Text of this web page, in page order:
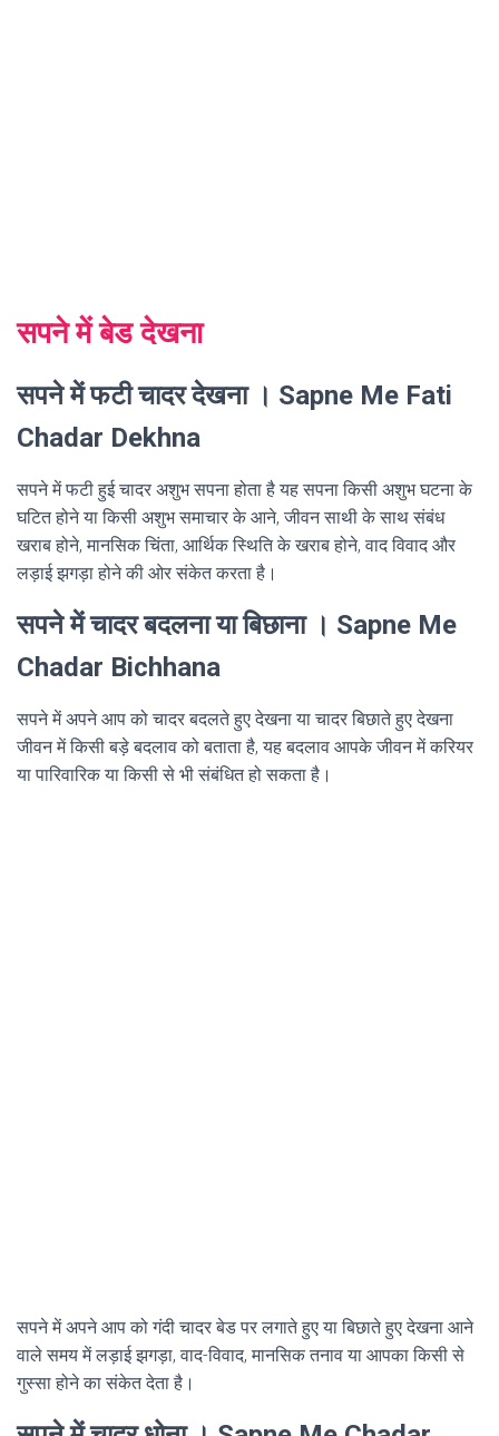
सपने में बेड देखना
सपने में फटी चादर देखना । Sapne Me Fati
Chadar Dekhna
सपने में फटी हुई चादर अशुभ सपना होता है यह सपना किसी अशुभ घटना के
घटित होने या किसी अशुभ समाचार के आने, जीवन साथी के साथ संबंध
खराब होने, मानसिक चिंता, आर्थिक स्थिति के खराब होने, वाद विवाद और
लड़ाई झगड़ा होने की ओर संकेत करता है।
सपने में चादर बदलना या बिछाना । Sapne Me
Chadar Bichhana
सपने में अपने आप को चादर बदलते हुए देखना या चादर बिछाते हुए देखना
जीवन में किसी बड़े बदलाव को बताता है, यह बदलाव आपके जीवन में करियर
या पारिवारिक या किसी से भी संबंधित हो सकता है।
सपने में अपने आप को गंदी चादर बेड पर लगाते हुए या बिछाते हुए देखना आने
वाले समय में लड़ाई झगड़ा, वाद-विवाद, मानसिक तनाव या आपका किसी से
गुस्सा होने का संकेत देता है।